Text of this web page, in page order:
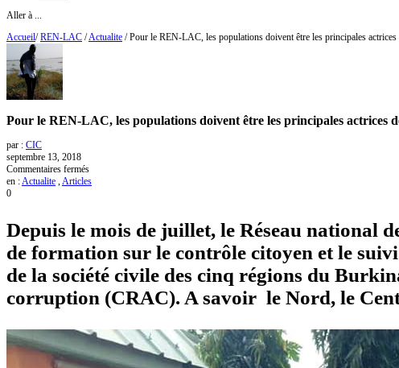
Aller à ...
Accueil/ REN-LAC /Actualite / Pour le REN-LAC, les populations doivent être les principales
Pour le REN-LAC, les populations doivent être les principales actrices
par : CIC
septembre 13, 2018
Commentaires fermés
Pour
les
populations
doivent
les
principales
actrices
lutte
anti-
corruption
en : Actualite
Articles
0
Depuis le mois de juillet, le Réseau
de formation sur le contrôle citoyen et le
de la société civile des cinq régions du
corruption (CRAC). A savoir le Nord, le